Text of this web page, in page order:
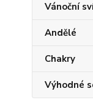
Vánoční
Andělé
Chakry
Výhodné